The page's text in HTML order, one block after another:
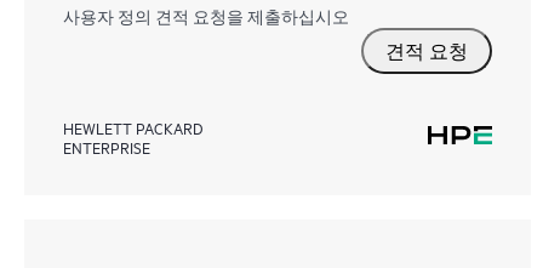
사용자 정의 견적 요청을 제출하십시오
견적 요청
HEWLETT PACKARD
ENTERPRISE